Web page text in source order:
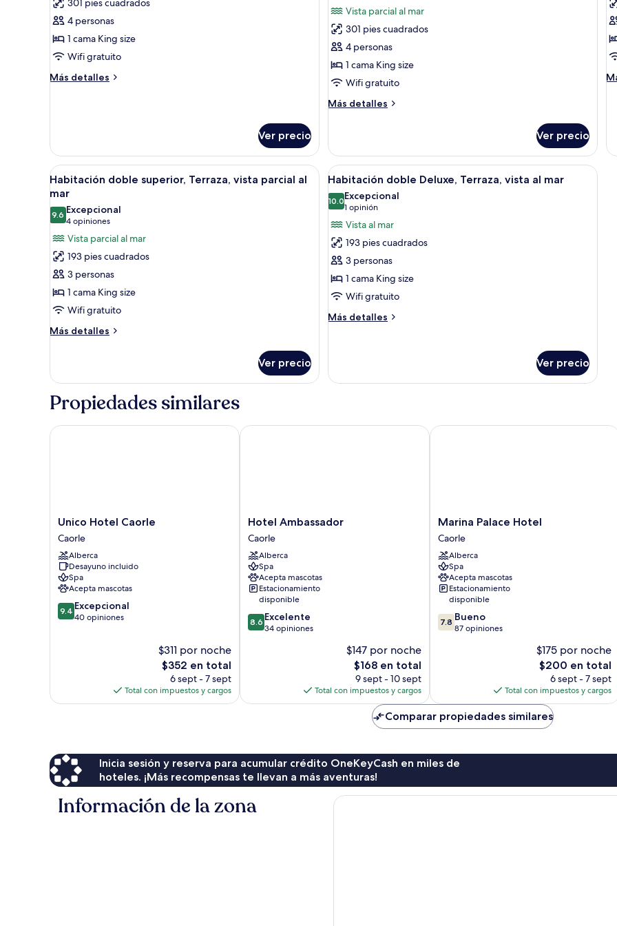
ciudad
ciudad
fotos
de
Suite,
Terraza,
parcial
301 pies cuadrados
4 personas
1 cama King size
Wifi gratuito
Más detalles
Más
parcial
al
océano
Ver precio
fotos
de
Suite,
Terraza,
vista
parcial
al
opinión)
Vista parcial al mar
301 pies cuadrados
4 personas
1 cama King size
Wifi gratuito
Más detalles
Más
Terraza,
vista
parcial
mar
Ver precio
Abrir
todas
las
fotos
de
Habitación
doble
superior,
Terraza,
vista
parcial
Una habitación de hotel moderna con una cama, un escritorio y un balcón con vistas.
11
Habitación doble superior, Terraza, vista parcial al
mar
9.69.6 de 10
Excepcional
4 opiniones
(4
opiniones)
Vista parcial al mar
193 pies cuadrados
3 personas
1 cama King size
Wifi gratuito
Más detalles
Más
doble
Terraza,
parcial
Ver precio
Abrir
todas
las
fotos
de
Habitación
doble
Deluxe,
Terraza,
vista
Una habitación de hotel con cama,
8
Habitación doble Deluxe, Terraza, vista al mar
10.010.0 de 10
Excepcional
1 opinión
(1
opinión)
Vista al mar
193 pies cuadrados
3 personas
1 cama King size
Wifi gratuito
Más detalles
Más
Deluxe,
mar
Ver precio
Propiedades similares
Unico
Hotel
Caorle
Caorle
Unico Hotel Caorle
Caorle
Alberca
Desayuno incluido
Spa
Acepta mascotas
9.4
de
9.4 Excepcional
40 opiniones
$311 por noche
El
precio
actual
es
$352 en total
6 sept - 7 sept
Total con impuestos y cargos
Unico Hotel Caorle
Hotel
Ambassador
Caorle
Hotel Ambassador
Caorle
Alberca
Spa
Acepta mascotas
Estacionamiento
disponible
8.6
de
8.6 Excelente
34 opiniones
$147 por noche
El
precio
actual
es
$168 en total
9 sept - 10 sept
Total con impuestos y cargos
Hotel Ambassador
Marina
Palace
Hotel
Caorle
Marina Palace Hotel
Caorle
Alberca
Spa
Acepta mascotas
Estacionamiento
disponible
7.8
de
7.8 Bueno
87 opiniones
$175 por noche
El
precio
actual
es
de
$200
$200 en total
6 sept - 7 sept
Total con impuestos y cargos
Marina Palace Hotel
Comparar propiedades similares
Inicia sesión y reserva para acumular crédito OneKeyCash en miles de
hoteles. ¡Más recompensas te llevan a más aventuras!
Información de la zona